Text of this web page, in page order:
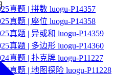
真题 | 拼数 luogu-P14357
真题 | 座位 luogu-P14358
真题 | 异或和 luogu-P14359
真题 | 多边形 luogu-P14360
真题 | 扑克牌 luogu-P11227
真题 | 地图探险 luogu-P11228